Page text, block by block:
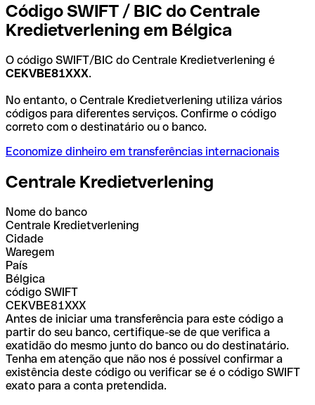
Código SWIFT / BIC do Centrale
Kredietverlening em Bélgica
O código SWIFT/BIC do Centrale Kredietverlening é
CEKVBE81XXX.
No entanto, o Centrale Kredietverlening utiliza vários
códigos para diferentes serviços. Confirme o código
correto com o destinatário ou o banco.
Economize dinheiro em transferências internacionais
Centrale Kredietverlening
Nome do banco
Centrale Kredietverlening
Cidade
Waregem
País
Bélgica
código SWIFT
CEKVBE81XXX
Antes de iniciar uma transferência para este código a
partir do seu banco, certifique-se de que verifica a
exatidão do mesmo junto do banco ou do destinatário.
Tenha em atenção que não nos é possível confirmar a
existência deste código ou verificar se é o código SWIFT
exato para a conta pretendida.